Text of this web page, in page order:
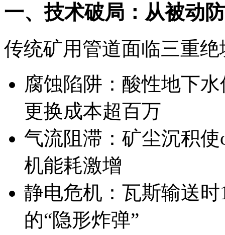
一、技术破局：从被动
传统矿用管道面临三重绝
腐蚀陷阱：酸性地下
更换成本超百万
气流阻滞：矿尘沉积
机能耗激增
静电危机：瓦斯输送
的“隐形炸弹”